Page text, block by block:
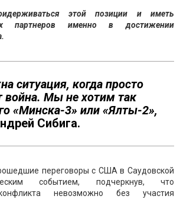
этой позиции и иметь
партнеров именно в достижении
ситуация, когда просто
война. Мы не хотим так
«Минска-3» или «Ялты-2»,
Сибига.
переговоры с США в Саудовской
событием, подчеркнув, что
невозможно без участия